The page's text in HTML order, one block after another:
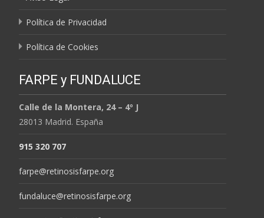
Política de Privacidad
Política de Cookies
FARPE y FUNDALUCE
Calle de la Montera, 24 – 4º J
28013 Madrid. España
915 320 707
farpe@retinosisfarpe.org
fundaluce@retinosisfarpe.org